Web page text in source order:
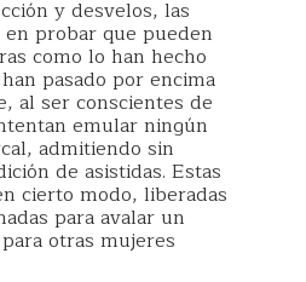
y desvelos, las
probar que pueden
como lo han hecho
pasado por encima
al ser conscientes de
emular ningún
admitiendo sin
de asistidas. Estas
cierto modo, liberadas
para avalar un
otras mujeres